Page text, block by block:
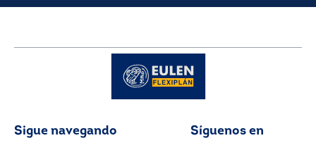
Sigue navegando Síguenos en